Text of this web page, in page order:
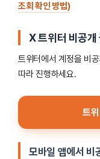
조회 확인 방법)
X트위터 비공
트위터에서 계정을 비
따라 진행하세요.
트
모바일 앱에서 비